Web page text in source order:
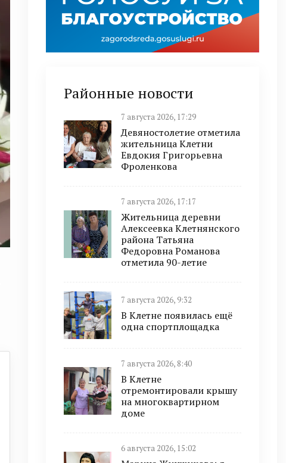
Районные новости
7 августа 2026, 17:29
Девяностолетие отметила
жительница Клетни
Евдокия Григорьевна
Фроленкова
7 августа 2026, 17:17
Жительница деревни
Алексеевка Клетнянского
района Татьяна
Федоровна Романова
отметила 90-летие
7 августа 2026, 9:32
В Клетне появилась ещё
одна спортплощадка
7 августа 2026, 8:40
В Клетне
отремонтировали крышу
на многоквартирном
доме
6 августа 2026, 15:02